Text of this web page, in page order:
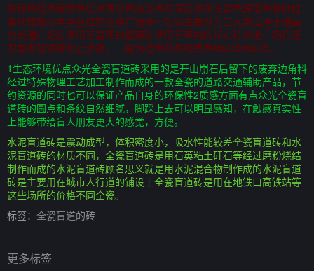
果绿色斑点绿黄色斑点黄灰色浅斑点灰深斑点灰浅蓝色深蓝色紫砂红
紫砂棕紫砂黑黑色红棕色等广场砖一般以主要分为三大类适用于地面
的普通广场砖适用于屋顶的屋面砖适用于室内的超市砖普通广场砖还
配套有盲道砖和止步砖，一般为橙色灰色和黑色#8205#8205。
1生态环境优点众光全瓷盲道砖采用的是开山崩石后留下的废弃边角料
经过特殊物理工艺加工制作而成的一款全瓷的道路交通辅助产品，节
约资源的同时也可以保证产品自身的环保性2质感方面有点众光全瓷盲
道砖的圆点和条纹自然细腻，脚踩上去可以明显感知，在触感真实性
上能够带给盲人朋友更大的感觉，方便。
水泥盲道砖是震动成型，体积密度小，吸水性能较差全瓷盲道砖和水
泥盲道砖的材质不同，全瓷盲道砖是用石英粘土矸石等经过磨粉烧结
制作而成的水泥盲道砖顾名思义就是用水泥混合物制作成的水泥盲道
砖是主要用在城市人行道的铺设上全瓷盲道砖是用在地铁口高铁站等
这些场所的价格不同全瓷。
标签： 全瓷盲道的砖
更多标签